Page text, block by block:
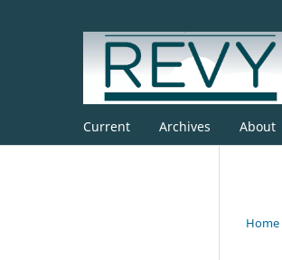
Current Archives About
Home